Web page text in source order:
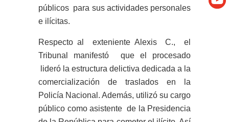
públicos para sus actividades personales
e ilícitas.
Respecto al exteniente Alexis C., el
Tribunal manifestó que el procesado
lideró la estructura delictiva dedicada a la
comercialización de traslados en la
Policía Nacional. Además, utilizó su cargo
público como asistente de la Presidencia